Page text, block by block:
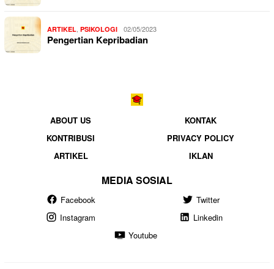
ARTIKEL PSIKOLOGI 02/05/2023
Pengertian Kepribadian
ABOUT US
KONTAK
KONTRIBUSI
PRIVACY POLICY
ARTIKEL
IKLAN
MEDIA SOSIAL
Facebook
Twitter
Instagram
Linkedin
Youtube